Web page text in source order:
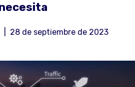
28 de septiembre de 2023